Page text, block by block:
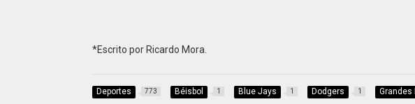
*Escrito por Ricardo Mora.
Deportes 773 Béisbol 1 Blue Jays 1 Dodgers 1 Grandes